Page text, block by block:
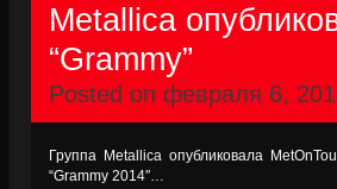
Metallica
“Grammy”
Posted on февраля 6,
Группа Metallica опубликовала
“Grammy 2014″…